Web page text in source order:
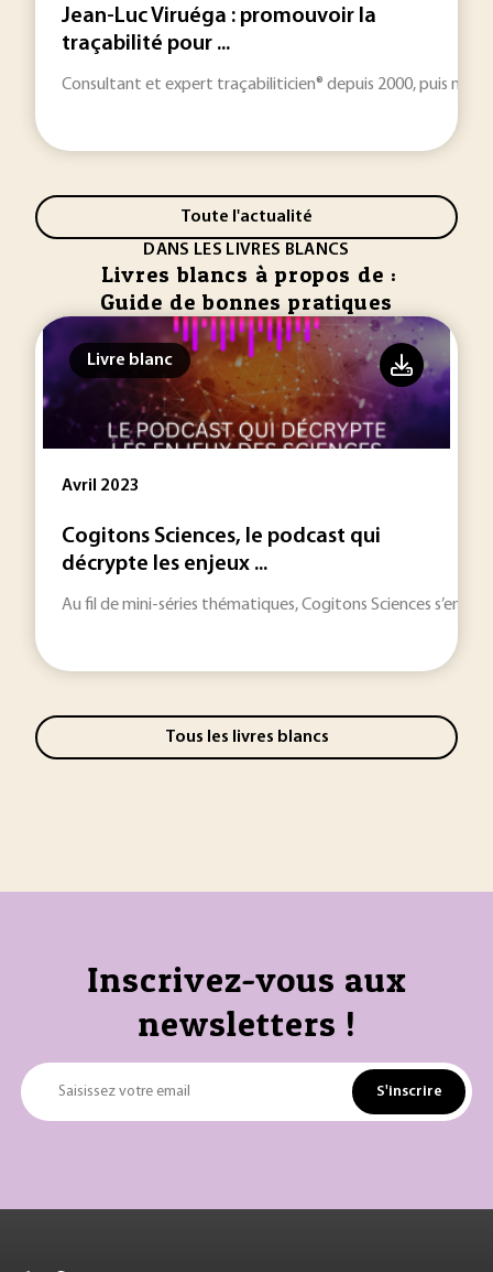
Jean-Luc Viruéga : promouvoir la
traçabilité pour ...
Consultant et expert traçabiliticien® depuis 2000, puis
Toute l'actualité
DANS LES LIVRES BLANCS
Livres blancs à propos de :
Guide de bonnes pratiques
Livre blanc
Avril 2023
Cogitons Sciences, le podcast qui
décrypte les enjeux ...
Au fil de mini-séries thématiques, Cogitons Sciences
Tous les livres blancs
Inscrivez-vous aux
newsletters !
Saisissez votre email S'inscrire